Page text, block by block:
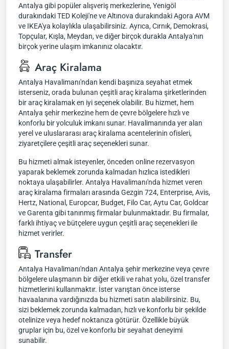
Antalya gibi popüler alışveriş merkezlerine, Yenigöl
durakındaki TED Koleji'ne ve Altınova durakındaki Agora AVM
ve IKEA'ya kolaylıkla ulaşabilirsiniz. Ayrıca, Cırnık, Demokrasi,
Topçular, Kışla, Meydan, ve diğer birçok durakla Antalya'nın
birçok yerine ulaşım imkanınız olacaktır.
Araç Kiralama
Antalya Havalimanı'ndan kendi başınıza seyahat etmek
isterseniz, orada bulunan çeşitli araç kiralama şirketlerinden
bir araç kiralamak en iyi seçenek olabilir. Bu hizmet, hem
Antalya şehir merkezine hem de çevre bölgelere hızlı ve
konforlu bir yolculuk imkanı sunar. Havalimanında yer alan
yerel ve uluslararası araç kiralama acentelerinin ofisleri,
ziyaretçilere çeşitli araç seçenekleri sunar.
Bu hizmeti almak isteyenler, önceden online rezervasyon
yaparak beklemek zorunda kalmadan hızlıca istedikleri
noktaya ulaşabilirler. Antalya Havalimanı'nda hizmet veren
araç kiralama firmaları arasında Gezgin 724, Enterprise, Avis,
Hertz, National, Europcar, Budget, Filo Car, Aytu Car, Goldcar
ve Garenta gibi tanınmış firmalar bulunmaktadır. Bu firmalar,
farklı ihtiyaç ve bütçelere uygun çeşitli araç seçenekleri ile
hizmet verirler.
Transfer
Antalya Havalimanı'ndan Antalya şehir merkezine veya çevre
bölgelere ulaşmanın bir diğer etkili ve rahat yolu, özel transfer
hizmetlerini kullanmaktır. İster varıştan önce isterse
havaalanına vardığınızda bu hizmeti satın alabilirsiniz. Bu,
sizi beklemek zorunda kalmadan, hızlı ve konforlu bir şekilde
otelinize veya hedef noktanıza götürür. Özellikle büyük
gruplar için bu, özel ve konforlu bir seyahat deneyimi
sunabilir.